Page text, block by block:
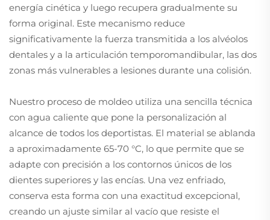
energía cinética y luego recupera gradualmente su
forma original. Este mecanismo reduce
significativamente la fuerza transmitida a los alvéolos
dentales y a la articulación temporomandibular, las dos
zonas más vulnerables a lesiones durante una colisión.
Nuestro proceso de moldeo utiliza una sencilla técnica
con agua caliente que pone la personalización al
alcance de todos los deportistas. El material se ablanda
a aproximadamente 65-70 °C, lo que permite que se
adapte con precisión a los contornos únicos de los
dientes superiores y las encías. Una vez enfriado,
conserva esta forma con una exactitud excepcional,
creando un ajuste similar al vacío que resiste el